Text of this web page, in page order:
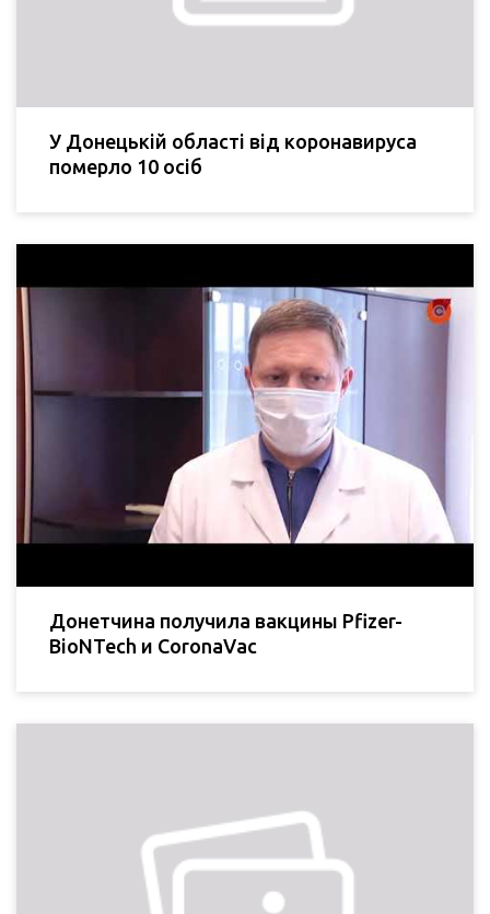
У Донецькій області від коронавируса
померло 10 осіб
Донетчина получила вакцины Pfizer-
BioNTech и CoronaVac